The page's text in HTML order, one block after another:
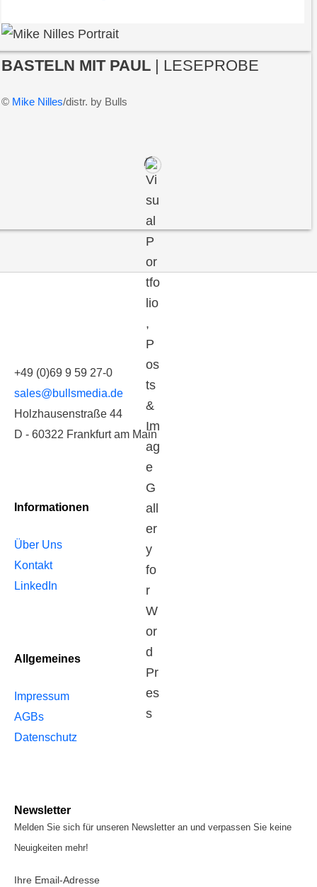
BASTELN MIT PAUL| LESEPROBE
© Mike Nilles/distr. by Bulls
+49 (0)69 9 59 27-0
sales@bullsmedia.de
Holzhausenstraße 44
D - 60322 Frankfurt am Main
Informationen
Über Uns
Kontakt
LinkedIn
Allgemeines
Impressum
AGBs
Datenschutz
Newsletter
Melden Sie sich für unseren Newsletter an und verpassen Sie keine
Neuigkeiten mehr!
Ihre Email-Adresse